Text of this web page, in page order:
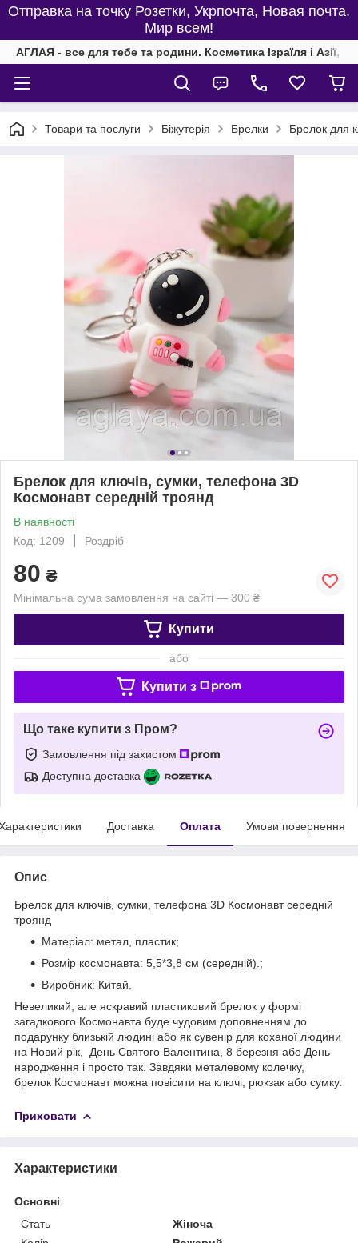
Отправка на точку Розетки, Укрпочта, Новая почта.
Мир всем!
АГЛАЯ - все для тебе та родини. Косметика Ізраїля і Азії,
Товари та послуги Біжутерія Брелки Брелок для
Брелок для ключів, сумки, телефона 3D
Космонавт середній троянд
В наявності
Код: 1209
Роздріб
80 ₴
Мінімальна сума замовлення на сайті — 300 ₴
Купити
або
Купити з
Що таке купити з Пром?
Замовлення під захистом
Доступна доставка
Доставка Оплата Умови повернення
Опис
Брелок для ключів, сумки, телефона 3D Космонавт середній
троянд
Матеріал: метал, пластик;
Розмір космонавта: 5,5*3,8 см (середній).;
Виробник: Китай.
Невеликий, але яскравий пластиковий брелок у формі
загадкового Космонавта буде чудовим доповненням до
подарунку близькій людині або як сувенір для коханої людини
на Новий рік, День Святого Валентина, 8 березня або День
народження і просто так. Завдяки металевому колечку,
брелок Космонавт можна повісити на ключі, рюкзак або сумку.
Приховати
Характеристики
Основні
Стать
Жіноча